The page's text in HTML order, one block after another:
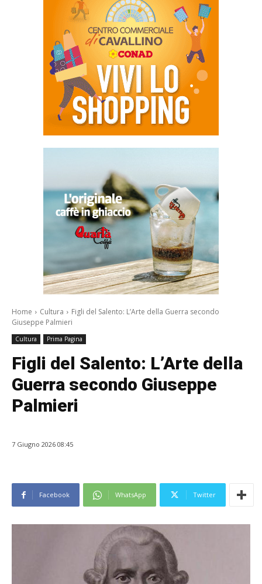
Home Cultura
Figli del Salento: L’Arte della Guerra secondo
Giuseppe Palmieri
Cultura Prima Pagina
Figli del Salento: L’Arte della
Guerra secondo Giuseppe
Palmieri
7 Giugno 2026 08:45
Facebook WhatsApp Twitter